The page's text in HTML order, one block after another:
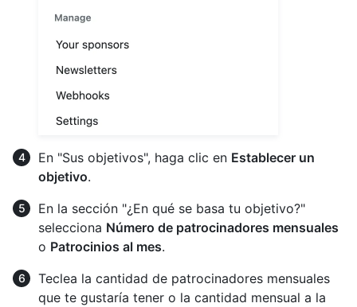
En "Sus objetivos", haga clic en Establecer un
objetivo.
En la sección "¿En qué se basa tu objetivo?"
selecciona Número de patrocinadores mensuales
o Patrocinios al mes.
Teclea la cantidad de patrocinadores mensuales
que te gustaría tener o la cantidad mensual a la